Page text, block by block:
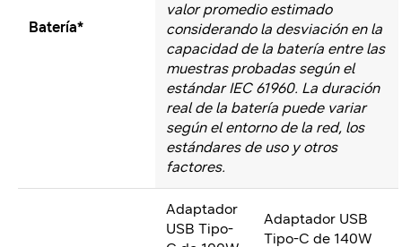
Batería*
valor promedio estimado
considerando la desviación en la
capacidad de la batería entre las
muestras probadas según el
estándar IEC 61960. La duración
real de la batería puede variar
según el entorno de la red, los
estándares de uso y otros
factores.
Adaptador
USB Tipo-
Adaptador USB
Tipo-C de 140W